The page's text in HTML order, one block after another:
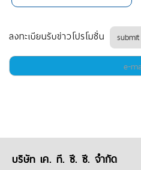
ลงทะเบียนรับข่าวโปรโมชั่น submit
บริษัท เค. ที. ซี. ซี. จำกัด